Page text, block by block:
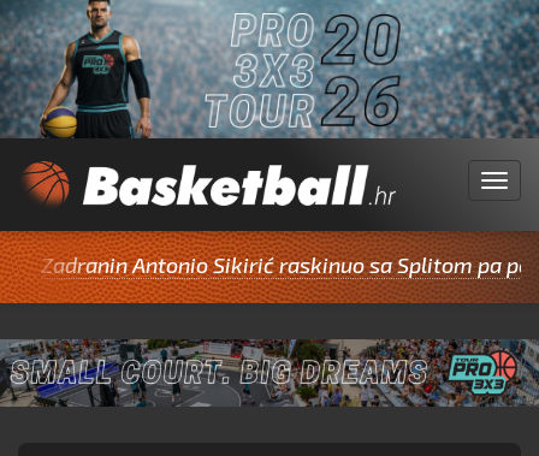
Menu
Antonio Sikirić raskinuo sa Splitom pa